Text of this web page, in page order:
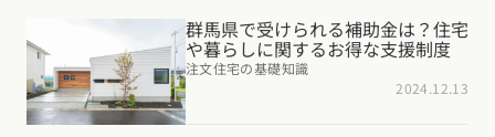
群馬県で受けられる補助金は？住宅
や暮らしに関するお得な支援制度
注文住宅の基礎知識
2024.12.13